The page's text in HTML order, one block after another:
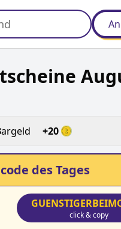
+20
des Tages
click & copy